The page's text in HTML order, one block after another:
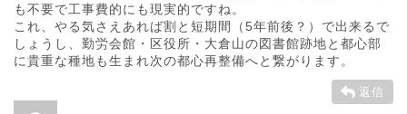
も不要で工事費的にも現実的ですね。
これ、やる気さえあれば割と短期間（5年前後？）で出来るで
しょうし、勤労会館・区役所・大倉山の図書館跡地と都心部
に貴重な種地も生まれ次の都心再整備へと繋がります。
返信